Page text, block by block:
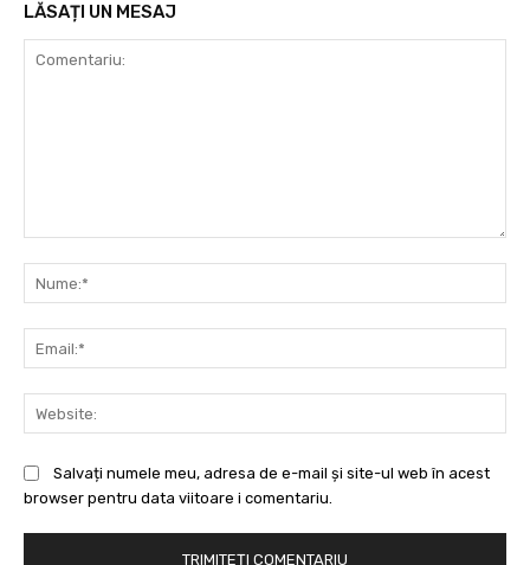
LĂSAȚI UN MESAJ
Salvați numele meu, adresa de e-mail și site-ul web în acest
browser pentru data viitoare i comentariu.